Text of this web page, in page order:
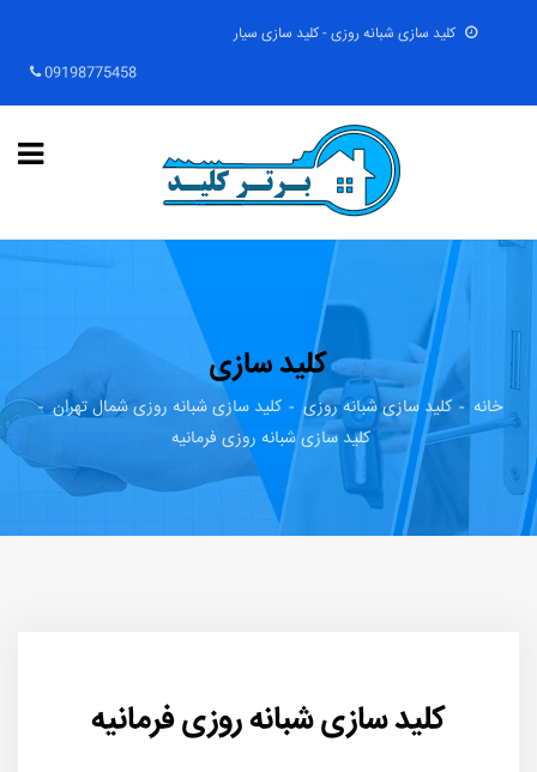
کلید سازی شبانه روزی - کلید سازی سیار
09198775458
کلید سازی
خانه کلید سازی شبانه روزی
کلید سازی شبانه روزی شمال تهران
کلید سازی شبانه روزی فرمانیه
کلید سازی شبانه روزی فرمانیه